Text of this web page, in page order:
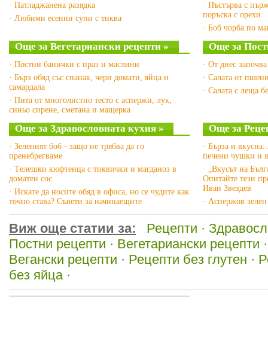
· Патладжанена разядка
· Любими есенни супи с тиква
· Пъстърва с
поръска с орехи
· Боб чорба по
Още за Вегетариански рецепти »
· Постни банички с праз и маслини
· Бърз обяд със спанак, чери домати, яйца и
самардала
· Пита от многолистно тесто с аспержи, лук,
синьо сирене, сметана и мащерка
Още за
· От днес
· Салата от
· Салата с леща
Още за Здравословната кухня »
· Зеленият боб - защо не трябва да го
пренебрегваме
· Tелешки кюфтенца с тиквички и магданоз в
доматен сос
· Искате да носите обяд в офиса, но се чудите как
точно става? Съвети за начинаещите
Още за
· Бърза и
печени чушки и
· „Вкусът на
Опитайте тези
Иван Звездев
· Аспержов
Виж още статии за: Рецепти ·
Постни рецепти · Вегетариански рецепти
Вегански рецепти · Рецепти без глутен ·
без яйца·